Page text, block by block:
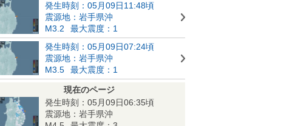
発生時刻：05月09日11:48頃
震源地：岩手県沖
M3.2
最大震度：1
発生時刻：05月09日07:24頃
震源地：岩手県沖
M3.5
最大震度：1
現在のページ
発生時刻：05月09日06:35頃
震源地：岩手県沖